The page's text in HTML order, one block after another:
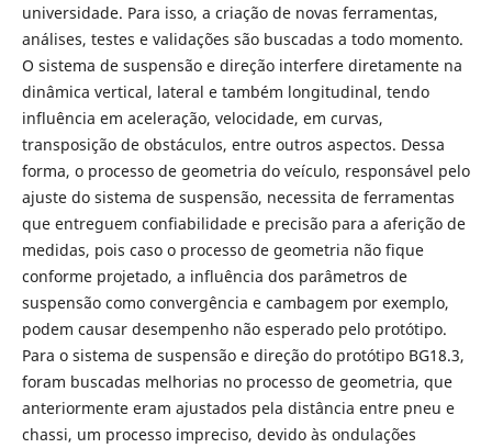
universidade. Para isso, a criação de novas ferramentas,
análises, testes e validações são buscadas a todo momento.
O sistema de suspensão e direção interfere diretamente na
dinâmica vertical, lateral e também longitudinal, tendo
influência em aceleração, velocidade, em curvas,
transposição de obstáculos, entre outros aspectos. Dessa
forma, o processo de geometria do veículo, responsável pelo
ajuste do sistema de suspensão, necessita de ferramentas
que entreguem confiabilidade e precisão para a aferição de
medidas, pois caso o processo de geometria não fique
conforme projetado, a influência dos parâmetros de
suspensão como convergência e cambagem por exemplo,
podem causar desempenho não esperado pelo protótipo.
Para o sistema de suspensão e direção do protótipo BG18.3,
foram buscadas melhorias no processo de geometria, que
anteriormente eram ajustados pela distância entre pneu e
chassi, um processo impreciso, devido às ondulações